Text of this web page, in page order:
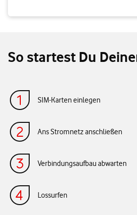
So startest Du
SIM-Karten einlegen
Ans Stromnetz anschließen
Verbindungsaufbau abwarten
Lossurfen